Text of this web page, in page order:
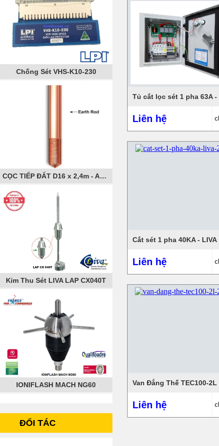
Chống Sét VHS-K10-230
CỌC TIẾP ĐẤT D16 x 2,4m - AXIS
Kim Thu Sét LIVA LAP CX040T
IONIFLASH MACH NG60
ĐỐI TÁC
Liên hệ
Cắt sét 1 pha 40KA - LIVA
Liên hệ
Van Đẳng Thế TEC100-2L
Liên hệ